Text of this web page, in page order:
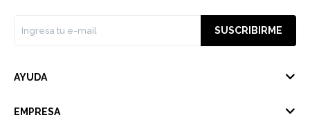
SUSCRIBIRME
AYUDA
EMPRESA